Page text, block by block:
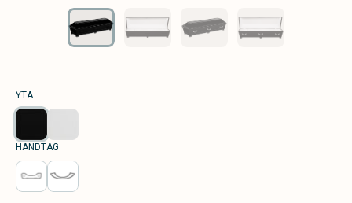
YTA
HANDTAG